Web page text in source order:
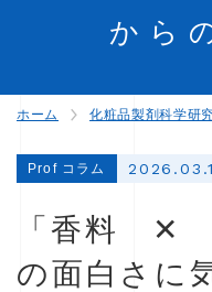
から
ホーム 化粧品製剤科学研
Prof コラム
「香料 ✕
の面白さに